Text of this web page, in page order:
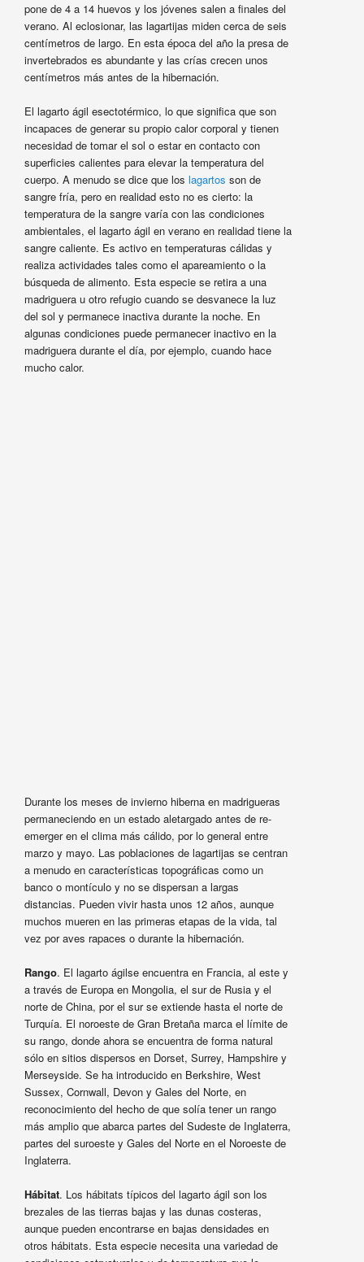
pone de 4 a 14 huevos y los jóvenes salen a finales del
verano. Al eclosionar, las lagartijas miden cerca de seis
centímetros de largo. En esta época del año la presa de
invertebrados es abundante y las crías crecen unos
centímetros más antes de la hibernación.
El lagarto ágil esectotérmico, lo que significa que son
incapaces de generar su propio calor corporal y tienen
necesidad de tomar el sol o estar en contacto con
superficies calientes para elevar la temperatura del
cuerpo. A menudo se dice que los lagartos son de
sangre fría, pero en realidad esto no es cierto: la
temperatura de la sangre varía con las condiciones
ambientales, el lagarto ágil en verano en realidad tiene la
sangre caliente. Es activo en temperaturas cálidas y
realiza actividades tales como el apareamiento o la
búsqueda de alimento. Esta especie se retira a una
madriguera u otro refugio cuando se desvanece la luz
del sol y permanece inactiva durante la noche. En
algunas condiciones puede permanecer inactivo en la
madriguera durante el día, por ejemplo, cuando hace
mucho calor.
Durante los meses de invierno hiberna en madrigueras
permaneciendo en un estado aletargado antes de re-
emerger en el clima más cálido, por lo general entre
marzo y mayo. Las poblaciones de lagartijas se centran
a menudo en características topográficas como un
banco o montículo y no se dispersan a largas
distancias. Pueden vivir hasta unos 12 años, aunque
muchos mueren en las primeras etapas de la vida, tal
vez por aves rapaces o durante la hibernación.
Rango. El lagarto ágilse encuentra en Francia, al este y
a través de Europa en Mongolia, el sur de Rusia y el
norte de China, por el sur se extiende hasta el norte de
Turquía. El noroeste de Gran Bretaña marca el límite de
su rango, donde ahora se encuentra de forma natural
sólo en sitios dispersos en Dorset, Surrey, Hampshire y
Merseyside. Se ha introducido en Berkshire, West
Sussex, Cornwall, Devon y Gales del Norte, en
reconocimiento del hecho de que solía tener un rango
más amplio que abarca partes del Sudeste de Inglaterra,
partes del suroeste y Gales del Norte en el Noroeste de
Inglaterra.
Hábitat. Los hábitats típicos del lagarto ágil son los
brezales de las tierras bajas y las dunas costeras,
aunque pueden encontrarse en bajas densidades en
otros hábitats. Esta especie necesita una variedad de